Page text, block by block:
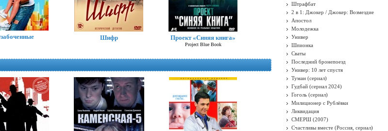
Шифр Проект «Синяя книга»
Project Blue Book
Штрафбат
2 в 1: Джокер / Джокер: Возмездие
Апостол
Молодежка
Универ
Шпионка
Сваты
Последний бронепоезд
Универ: 10 лет спустя
Туман (сериал)
Гудбай (сериал 2024)
Гоголь (сериал)
Милиционер с Рублёвки
Ликвидация
СМЕРШ (2007)
Счастливы вместе (Россия, сериал)